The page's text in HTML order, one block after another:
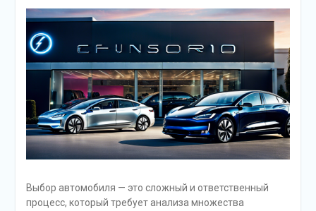
Выбор автомобиля — это сложный и ответственный
процесс, который требует анализа множества